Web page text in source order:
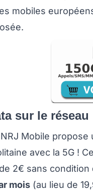
mobiles
sur le
Mobile
avec la 5G !
2€ sans
mois (au lieu de